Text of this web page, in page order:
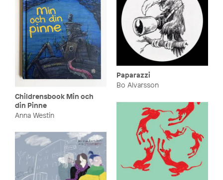
Childrensbook Min och
din Pinne
Anna Westin
Paparazzi
Bo Alvarsson